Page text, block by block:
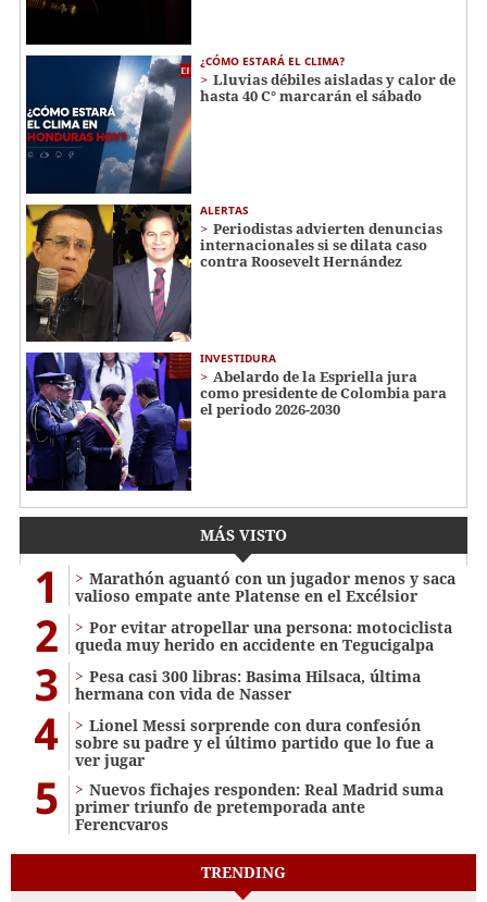
¿CÓMO ESTARÁ EL CLIMA?
Lluvias débiles aisladas y calor de
hasta 40 C° marcarán el sábado
ALERTAS
Periodistas advierten denuncias
internacionales si se dilata caso
contra Roosevelt Hernández
INVESTIDURA
Abelardo de la Espriella jura
como presidente de Colombia para
el periodo 2026-2030
MÁS VISTO
1
Marathón aguantó con un jugador menos y saca
valioso empate ante Platense en el Excélsior
2
Por evitar atropellar una persona: motociclista
queda muy herido en accidente en Tegucigalpa
3
Pesa casi 300 libras: Basima Hilsaca, última
hermana con vida de Nasser
4
Lionel Messi sorprende con dura confesión
sobre su padre y el último partido que lo fue a
ver jugar
5
Nuevos fichajes responden: Real Madrid suma
primer triunfo de pretemporada ante
Ferencvaros
TRENDING